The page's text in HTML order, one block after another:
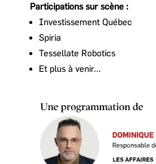
Participations sur scène :
Investissement Québec
Spiria
Tessellate Robotics
Et plus à venir...